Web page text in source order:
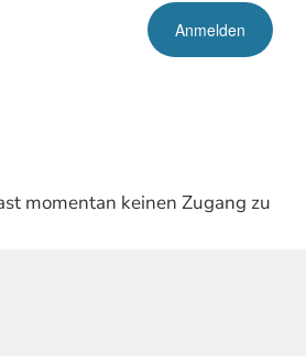
momentan keinen Zugang zu